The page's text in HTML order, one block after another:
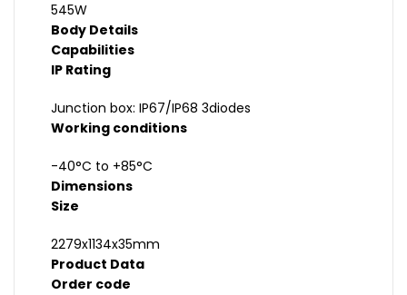
545W
Body Details
Capabilities
IP Rating
Junction box: IP67/IP68 3diodes
Working conditions
-40°C to +85°C
Dimensions
Size
2279x1134x35mm
Product Data
Order code